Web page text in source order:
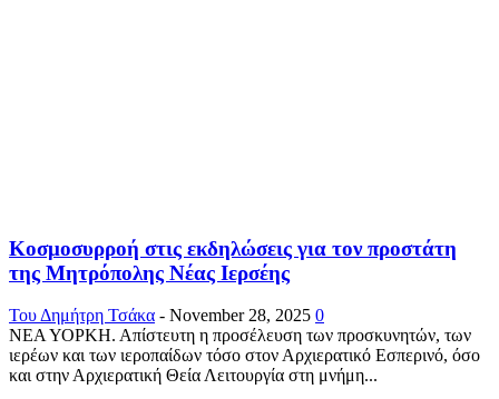
Κοσμοσυρροή στις εκδηλώσεις για τον προστάτη
της Μητρόπολης Νέας Ιερσέης
Του Δημήτρη Τσάκα - November 28, 2025 0
ΝΕΑ ΥΟΡΚΗ. Απίστευτη η προσέλευση των προσκυνητών, των
ιερέων και των ιεροπαίδων τόσο στον Αρχιερατικό Εσπερινό, όσο
και στην Αρχιερατική Θεία Λειτουργία στη μνήμη...